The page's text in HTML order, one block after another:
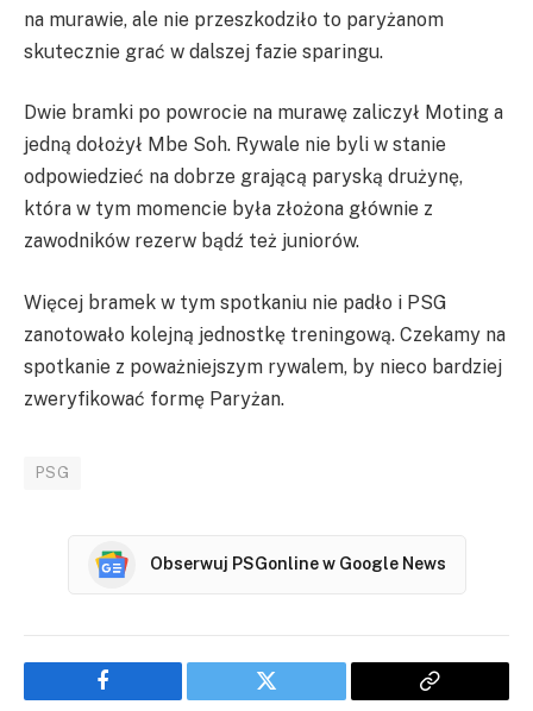
na murawie, ale nie przeszkodziło to paryżanom
skutecznie grać w dalszej fazie sparingu.
Dwie bramki po powrocie na murawę zaliczył Moting a
jedną dołożył Mbe Soh. Rywale nie byli w stanie
odpowiedzieć na dobrze grającą paryską drużynę,
która w tym momencie była złożona głównie z
zawodników rezerw bądź też juniorów.
Więcej bramek w tym spotkaniu nie padło i PSG
zanotowało kolejną jednostkę treningową. Czekamy na
spotkanie z poważniejszym rywalem, by nieco bardziej
zweryfikować formę Paryżan.
PSG
Obserwuj PSGonline w Google News
Facebook Twitter
Copy